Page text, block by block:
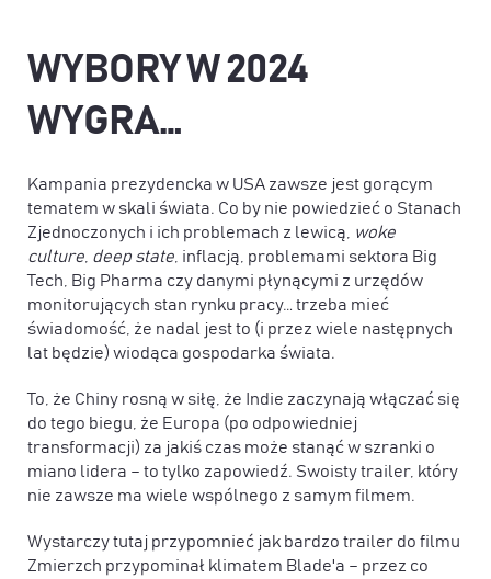
WYBORY W 2024
WYGRA…
Kampania prezydencka w USA zawsze jest gorącym
tematem w skali świata. Co by nie powiedzieć o Stanach
Zjednoczonych i ich problemach z lewicą,
woke
culture, deep state, inflacją, problemami sektora Big
Tech, Big Pharma czy danymi płynącymi z urzędów
monitorujących stan rynku pracy… trzeba mieć
świadomość, że nadal jest to (i przez wiele następnych
lat będzie) wiodąca gospodarka świata.
To, że Chiny rosną w siłę, że Indie zaczynają włączać się
do tego biegu, że Europa (po odpowiedniej
transformacji) za jakiś czas może stanąć w szranki o
miano lidera – to tylko zapowiedź. Swoisty trailer, który
nie zawsze ma wiele wspólnego z samym filmem.
Wystarczy tutaj przypomnieć jak bardzo trailer do filmu
Zmierzch przypominał klimatem Blade'a – przez co